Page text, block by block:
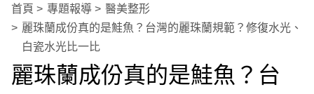
首頁 專題報導
醫美整形
麗珠蘭成份真的是鮭魚？台灣的麗珠蘭規範？修復水光、
白瓷水光比一比
麗珠蘭成份真的是鮭魚？台